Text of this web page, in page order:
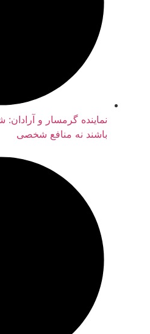
نماینده گرمسار و آرادان: شوراها
باشند نه منافع شخصی